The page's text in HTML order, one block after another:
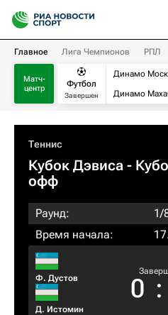
Главное Лига Чемпионов РПЛ
Матч-
центр
Футбол
Завершен
Динамо
Динамо
Теннис
Кубок Дэвиса -
офф
Раунд:
1/
Время начала:
Ф. Дустов
Д. Истомин
0 :